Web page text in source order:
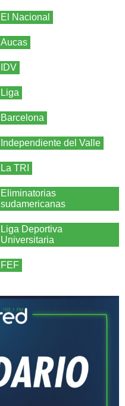
El Nacional
Aucas
IDV
Liga
Barcelona
Independiente del Valle
La TRI
Eliminatorias
sudamericanas
Liga Deportiva
Universitaria
FEF